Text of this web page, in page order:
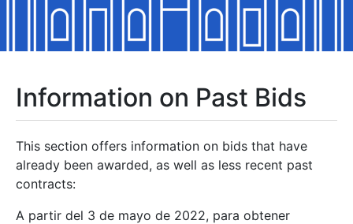
Show/Hide
Show/Hide
Show/Hide
Information on Past Bids
This section offers information on bids that have
already been awarded, as well as less recent past
contracts:
A partir del 3 de mayo de 2022, para obtener